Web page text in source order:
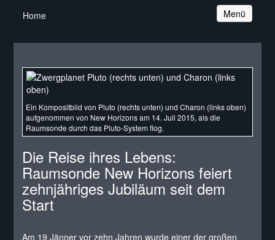
Navigation
Menü
Home
Ein Kompositbild von Pluto (rechts unten) und Charon (links oben)
aufgenommen von New Horizons am 14. Juli 2015, als die
Raumsonde durch das Pluto-System flog.
Die Reise ihres Lebens:
Raumsonde New Horizons feiert
zehnjähriges Jubiläum seit dem
Start
Am 19 Jänner vor zehn Jahren wurde einer der großen